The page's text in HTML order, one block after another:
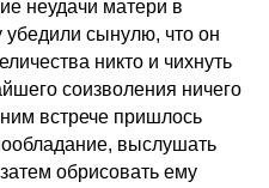
неудачи матери в
убедили сынулю, что он
никто и чихнуть
соизволения ничего
встрече пришлось
выслушать
обрисовать ему